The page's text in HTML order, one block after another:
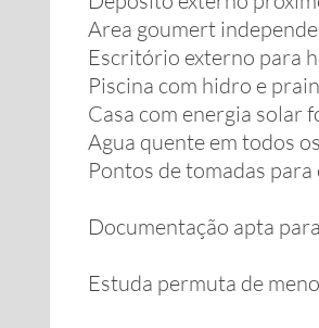
Area goumert
Escritório externo para
Piscina com hidro e
Casa com energia solar
Agua quente em todos
Pontos de tomadas
Documentação apta
Estuda permuta de